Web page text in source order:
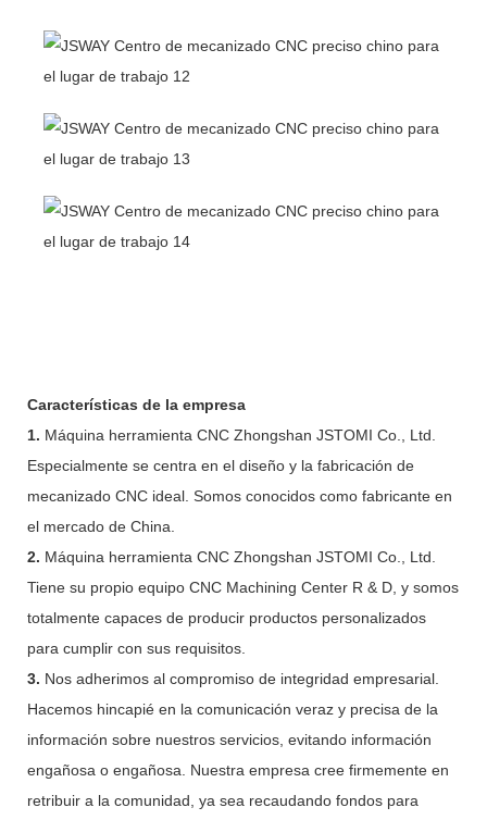
Características de la empresa
1. Máquina herramienta CNC Zhongshan JSTOMI Co., Ltd.
Especialmente se centra en el diseño y la fabricación de
mecanizado CNC ideal. Somos conocidos como fabricante en
el mercado de China.
2. Máquina herramienta CNC Zhongshan JSTOMI Co., Ltd.
Tiene su propio equipo CNC Machining Center R & D, y somos
totalmente capaces de producir productos personalizados
para cumplir con sus requisitos.
3. Nos adherimos al compromiso de integridad empresarial.
Hacemos hincapié en la comunicación veraz y precisa de la
información sobre nuestros servicios, evitando información
engañosa o engañosa. Nuestra empresa cree firmemente en
retribuir a la comunidad, ya sea recaudando fondos para